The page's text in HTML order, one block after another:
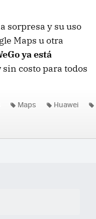
sorpresa y su uso
Maps u otra
ya está
sin costo para todos
Maps Huawei